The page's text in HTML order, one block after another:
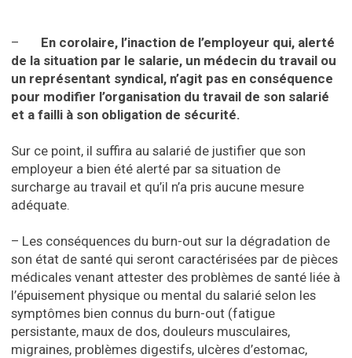
– En corolaire, l’inaction de l’employeur qui, alerté
de la situation par le salarie, un médecin du travail ou
un représentant syndical, n’agit pas en conséquence
pour modifier l’organisation du travail de son salarié
et a failli à son obligation de sécurité.
Sur ce point, il suffira au salarié de justifier que son
employeur a bien été alerté par sa situation de
surcharge au travail et qu’il n’a pris aucune mesure
adéquate.
– Les conséquences du burn-out sur la dégradation de
son état de santé qui seront caractérisées par de pièces
médicales venant attester des problèmes de santé liée à
l’épuisement physique ou mental du salarié selon les
symptômes bien connus du burn-out (fatigue
persistante, maux de dos, douleurs musculaires,
migraines, problèmes digestifs, ulcères d’estomac,